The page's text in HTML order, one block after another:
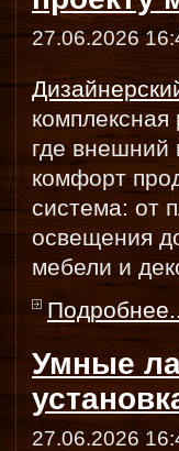
27.06.2026
где внешний
комфорт
система: от
освещения
мебели и
Умные
27.06.2026